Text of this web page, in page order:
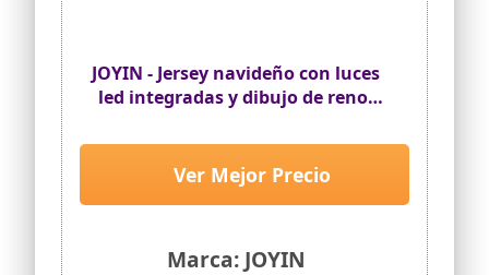
JOYIN - Jersey navideño con luces
led integradas y dibujo de reno,
rojo, S
Marca: JOYIN
Ver Mejor Precio